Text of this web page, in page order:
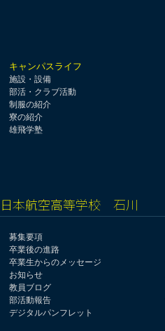
キャンパスライフ
施設・設備
部活・クラブ活動
制服の紹介
寮の紹介
雄飛学塾
日本航空高等学校 石川
募集要項
卒業後の進路
卒業生からのメッセージ
お知らせ
教員ブログ
部活動報告
デジタルパンフレット